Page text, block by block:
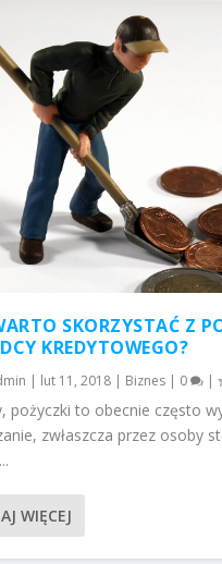
SKORZYSTAĆ Z
KREDYTOWEGO?
| lut 11, 2018 | Biznes | 0 |
pożyczki to obecnie często
zwłaszcza przez osoby
WIĘCEJ